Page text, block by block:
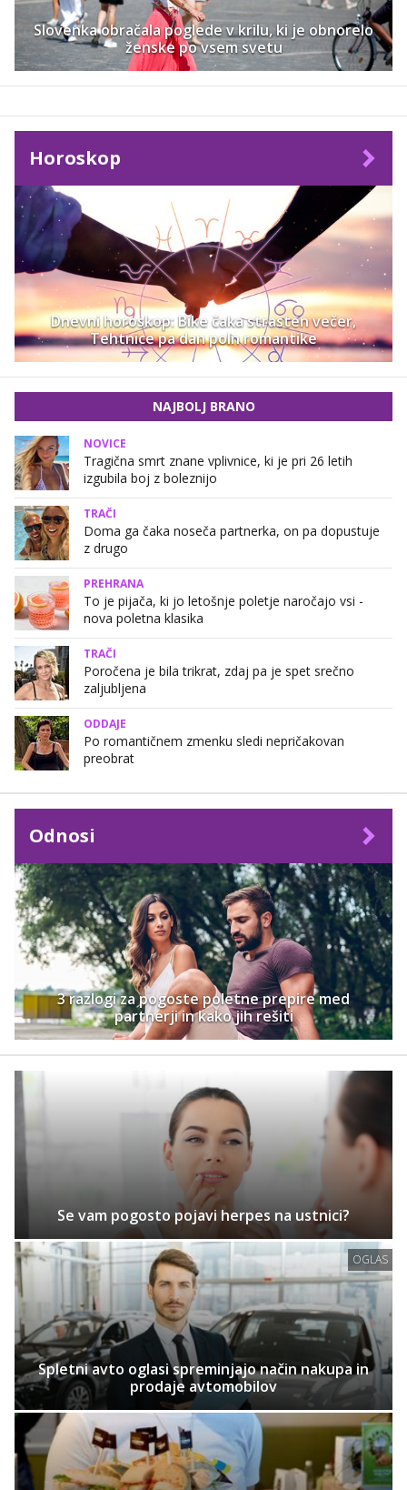
Slovenka obračala poglede v krilu, ki je obnorelo
ženske po vsem svetu
Horoskop
Dnevni horoskop: Bike čaka strasten večer,
Tehtnice pa dan poln romantike
NAJBOLJ BRANO
NOVICE
Tragična smrt znane vplivnice, ki je pri 26 letih
izgubila boj z boleznijo
TRAČI
Doma ga čaka noseča partnerka, on pa dopustuje
z drugo
PREHRANA
To je pijača, ki jo letošnje poletje naročajo vsi -
nova poletna klasika
TRAČI
Poročena je bila trikrat, zdaj pa je spet srečno
zaljubljena
ODDAJE
Po romantičnem zmenku sledi nepričakovan
preobrat
Odnosi
3 razlogi za pogoste poletne prepire med
partnerji in kako jih rešiti
Se vam pogosto pojavi herpes na ustnici?
OGLAS
Spletni avto oglasi spreminjajo način nakupa in
prodaje avtomobilov